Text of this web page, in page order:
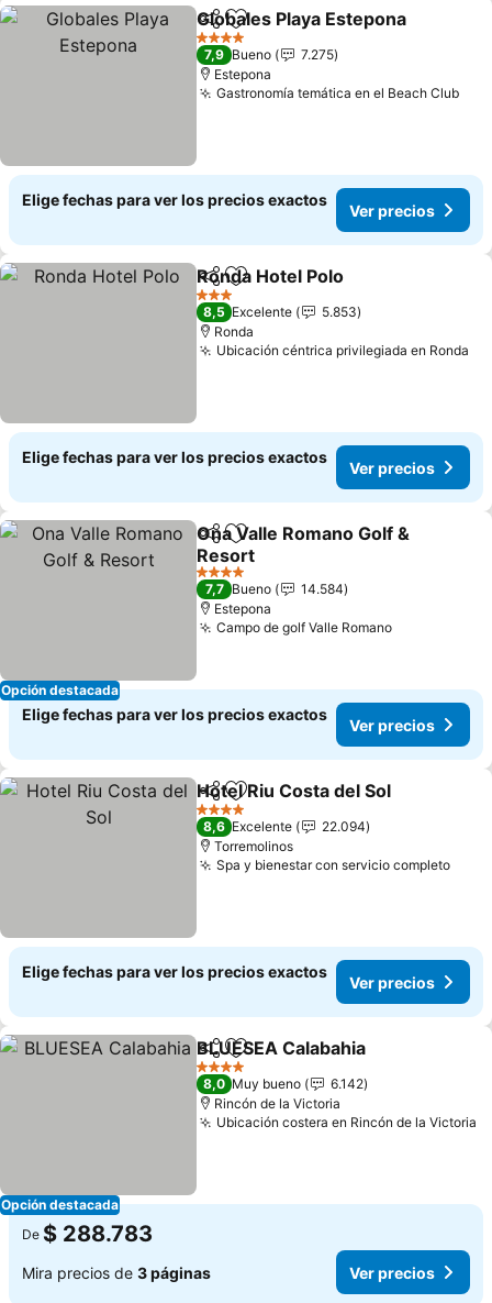
CompartirAgregar a favoritos
Globales Playa Estepona
4 Estrellas
7,9 Bueno
7.275
Estepona
Gastronomía temática en el Beach Club
Elige fechas para ver los precios exactos
Ver precios
CompartirAgregar a favoritos
Ronda Hotel Polo
3 Estrellas
8,5 Excelente
5.853
Ronda
Ubicación céntrica privilegiada en Ronda
Elige fechas para ver los precios exactos
Ver precios
Opción destacada
CompartirAgregar a favoritos
Ona Valle Romano Golf &
Resort
4 Estrellas
7,7 Bueno
14.584
Estepona
Campo de golf Valle Romano
Elige fechas para ver los precios exactos
Ver precios
CompartirAgregar a favoritos
Hotel Riu Costa del Sol
4 Estrellas
8,6 Excelente
22.094
Torremolinos
Spa y bienestar con servicio completo
Elige fechas para ver los precios exactos
Ver precios
Opción destacada
CompartirAgregar a favoritos
BLUESEA Calabahia
4 Estrellas
8,0 Muy bueno
6.142
Rincón de la Victoria
Ubicación costera en Rincón de la Victoria
De $ 288.783
Mira precios de 3 páginas Ver precios